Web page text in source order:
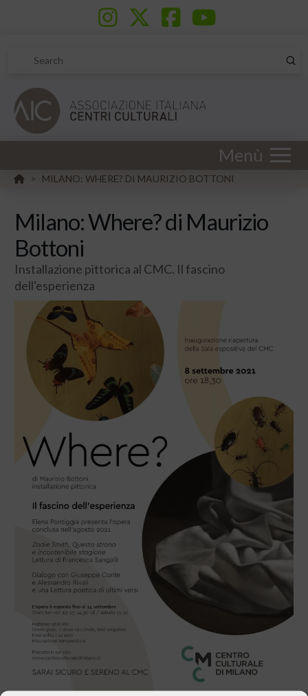
Search
Menù
HOME
> MILANO: WHERE? DI MAURIZIO BOTTONI
Milano: Where? di Maurizio
Bottoni
Installazione pittorica al CMC. Il fascino
dell'esperienza